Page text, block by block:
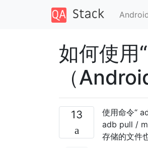
如何使用
（
13
使用命令“
adb pull /
存储的文件